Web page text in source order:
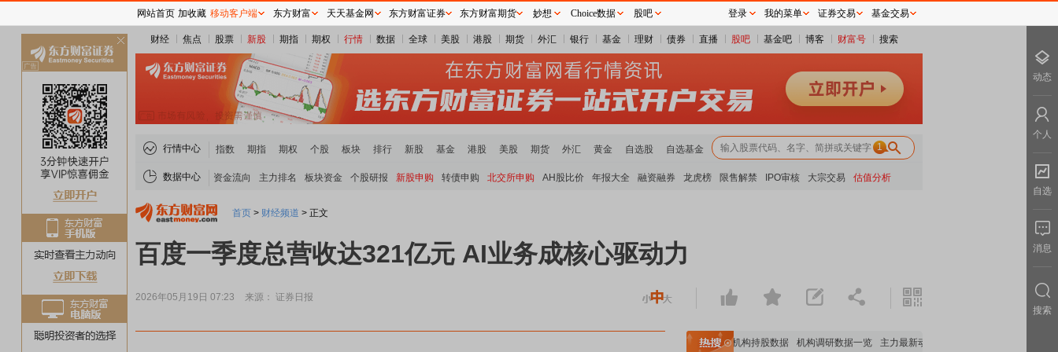
财经 焦点 股票 新股 期指 期权 行情 数据 全球 美股 港股 期货 外汇 银行 基金 理财 债券 直播 股吧 基金吧 博客 财富号 搜索
行情中心 指数 期指 期权 个股 板块 排行 新股 基金 港股 美股 期货 外汇 黄金 自选股 自选基金 1
数据中心 资金流向 主力排名 板块资金 个股研报 新股申购 转债申购 北交所申购 AH股比价 年报大全 融资融券 龙虎榜 限售解禁 IPO审核 大宗交易 估值分析
首页 > 财经频道 > 正文
百度一季度总营收达321亿元 AI业务成核心驱动力
2026年05月19日 07:23 来源： 证券日报
A股估值分析全览 重要机构持股数据 机构调研数据一览 主力最新动向
网站首页 加收藏 移动客户端 东方财富 天天基金网 东方财富证券 东方财富期货 妙想 Choice数据 股吧 登录 我的菜单 证券交易 基金交易
动态
个人
自选
消息
搜索
关